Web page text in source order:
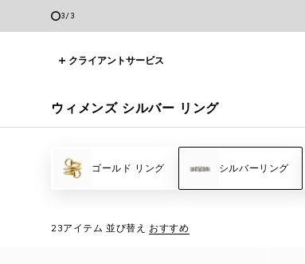
3/3
クライアントサービス
ウィメンズ シルバー リング
ゴールド リング シルバーリング
23アイテム 並び替え おすすめ